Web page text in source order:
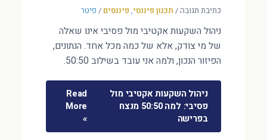
כתיבת תגובה/ תכנון פיננסי, פיננסים / פיטר
ניהול השקעות אקטיבי מול פסיבי אינו שאלה
של מי צודק, אלא של כמה מכל אחד. הנתונים,
הפיזור הנכון, ולמה אני עובד בשילוב 50:50.
ניהול השקעות אקטיבי מול
פסיבי: למה 50:50 מנצח
בפרישה
Read
More
»